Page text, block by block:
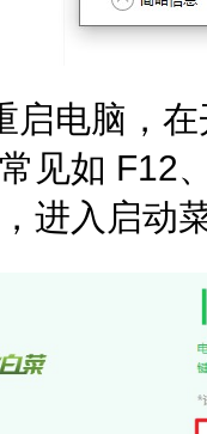
启电脑，
见如 F12
进入启动